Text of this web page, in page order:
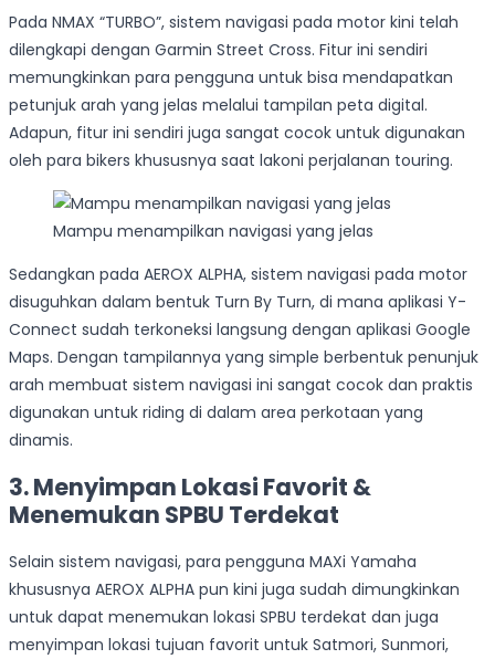
Pada NMAX “TURBO”, sistem navigasi pada motor kini telah
dilengkapi dengan Garmin Street Cross. Fitur ini sendiri
memungkinkan para pengguna untuk bisa mendapatkan
petunjuk arah yang jelas melalui tampilan peta digital.
Adapun, fitur ini sendiri juga sangat cocok untuk digunakan
oleh para bikers khususnya saat lakoni perjalanan touring.
Mampu menampilkan navigasi yang jelas
Sedangkan pada AEROX ALPHA, sistem navigasi pada motor
disuguhkan dalam bentuk Turn By Turn, di mana aplikasi Y-
Connect sudah terkoneksi langsung dengan aplikasi Google
Maps. Dengan tampilannya yang simple berbentuk penunjuk
arah membuat sistem navigasi ini sangat cocok dan praktis
digunakan untuk riding di dalam area perkotaan yang
dinamis.
3. Menyimpan Lokasi Favorit &
Menemukan SPBU Terdekat
Selain sistem navigasi, para pengguna MAXi Yamaha
khususnya AEROX ALPHA pun kini juga sudah dimungkinkan
untuk dapat menemukan lokasi SPBU terdekat dan juga
menyimpan lokasi tujuan favorit untuk Satmori, Sunmori,